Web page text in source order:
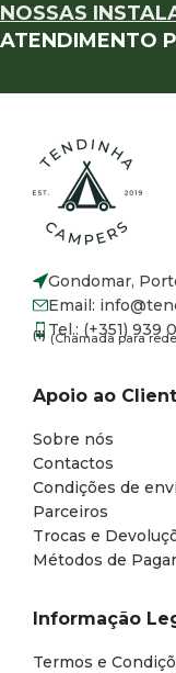
NOSSAS
ATENDIMENTO
Gondomar,
Email:
Tel.: (+351) 939
(1) (Chamada para
Apoio ao
Sobre nós
Contactos
Condições de
Parceiros
Trocas e
Métodos de
Informação
Termos e